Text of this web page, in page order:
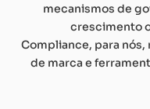
mecanismos de
crescimento
Compliance, para nós,
de marca e